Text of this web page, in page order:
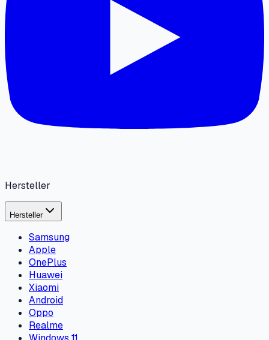
Hersteller
Hersteller
Samsung
Apple
OnePlus
Huawei
Xiaomi
Android
Oppo
Realme